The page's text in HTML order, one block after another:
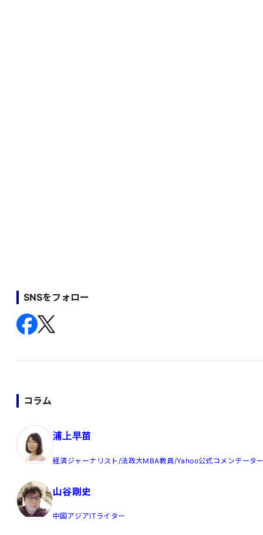
SNSをフォロー
コラム
浦上早苗
経済ジャーナリスト/法政大MBA教員/Yahoo公式コメンテータ
山谷剛史
中国アジアITライター